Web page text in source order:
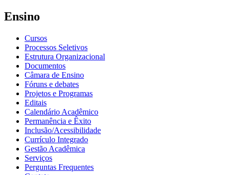
Ensino
Cursos
Processos Seletivos
Estrutura Organizacional
Documentos
Câmara de Ensino
Fóruns e debates
Projetos e Programas
Editais
Calendário Acadêmico
Permanência e Êxito
Inclusão/Acessibilidade
Currículo Integrado
Gestão Acadêmica
Serviços
Perguntas Frequentes